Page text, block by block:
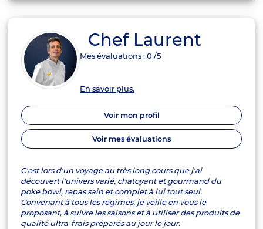
Chef Laurent
Mes évaluations :0 /5
En savoir plus.
Voir mon profil
Voir mes évaluations
C'est lors d'un voyage au très long cours que j'ai
découvert l'univers varié, chatoyant et gourmand du
poke bowl, repas sain et complet à lui tout seul.
Convenant à tous les régimes, je veille en vous le
proposant, à suivre les saisons et à utiliser des produits de
qualité ultra-frais préparés au jour le jour.